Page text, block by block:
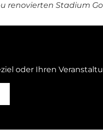
renovierten Stadium
oder Ihren